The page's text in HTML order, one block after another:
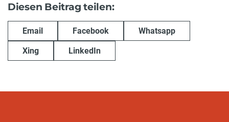
Diesen Beitrag teilen:
Email Facebook Whatsapp
Xing LinkedIn